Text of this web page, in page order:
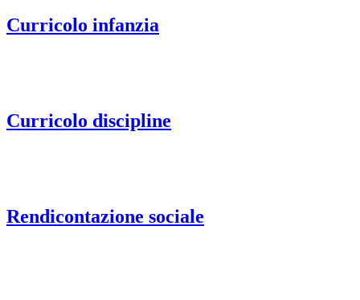
Curricolo infanzia
Curricolo discipline
Rendicontazione sociale